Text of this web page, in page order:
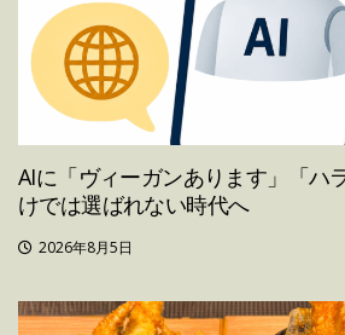
AIに「ヴィーガンあります」「ハ
けでは選ばれない時代へ
2026年8月5日